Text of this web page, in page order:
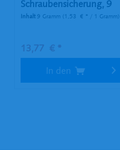
Schraubensicherung, 9
g...
Inhalt9 Gramm (1,53 € * / 1 Gramm)
13,77 € *
In den